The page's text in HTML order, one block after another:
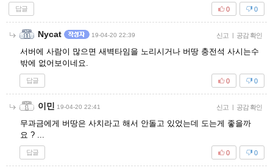
답글 0
0
Nycat 19-04-20 22:39 신고 | 공감 확인
서버에 사람이 많으면 새벽타임을 노리시거나 버땅 충전석 사시는수
밖에 없어보이네요.
답글 0
0
이민 19-04-20 22:41 신고 | 공감 확인
무과금에게 버땅은 사치라고 해서 안돌고 있었는데 도는게 좋을까
요 ? ...
답글 0
0